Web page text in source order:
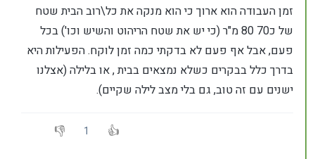
זמן העבודה הוא ארוך כי הוא מנקה את כל\רוב הבית שטח
של כ70 80 מ"ר (כי יש את שטח הריהוט והשיש וכו') בכל
פעם, אבל אף פעם לא בדקתי כמה זמן לוקח. הפעילות היא
בדרך כלל בבקרים כשלא נמצאים בבית , או בלילה (אצלנו
ישנים עם זה טוב, גם בלי מצב לילה שקיים).
1